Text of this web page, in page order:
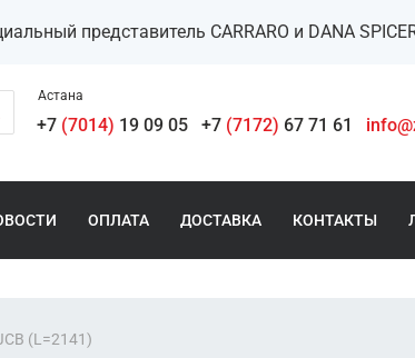
представитель CARRARO и DANA
Астана
+7 (7014) 19 09 05 +7 (7172) 67 71 61
ОПЛАТА ДОСТАВКА КОНТАКТЫ
(L=2141)